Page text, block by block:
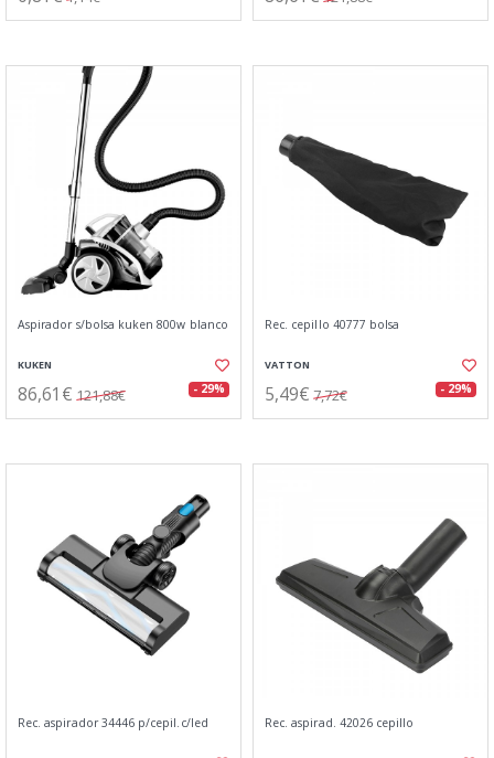
Aspirador s/bolsa kuken 800w blanco
KUKEN
86,61€ 121,88€ - 29%
Rec. cepillo 40777 bolsa
VATTON
5,49€ 7,72€ - 29%
Rec. aspirador 34446 p/cepil.c/led Rec. aspirad. 42026 cepillo